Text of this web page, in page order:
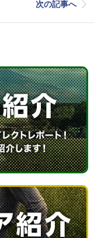
次の記事へ